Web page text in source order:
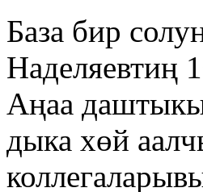
База бир
Наделяевтиң
Аңаа даштыкы
дыка хөй